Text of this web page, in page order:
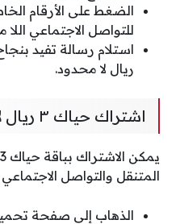
للتواصل الاجتماعي
ريال لا محدود.
اشتراك حياك ٣ ريال لا محدود عبر التطبيق
المتنقل والتواصل
الذهاب إلى صفحة